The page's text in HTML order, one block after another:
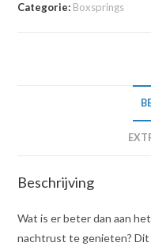
Categorie: Boxsprings
Beschrijving
Wat is er beter dan aan
nachtrust te genieten?